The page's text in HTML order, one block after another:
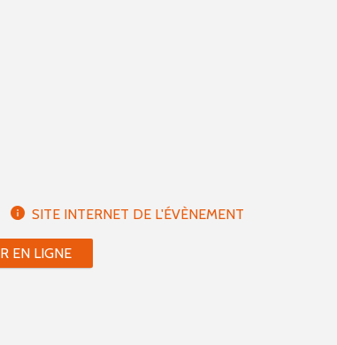
SITE INTERNET DE L'ÉVÈNEMENT
EN LIGNE